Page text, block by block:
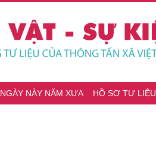
NGÀY NÀY NĂM XƯA HỒ SƠ TƯ LIỆU